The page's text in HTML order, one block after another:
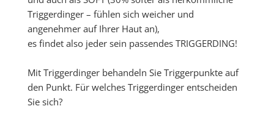
Triggerdinger – fühlen sich weicher und
angenehmer auf Ihrer Haut an),
es findet also jeder sein passendes TRIGGERDING!
Mit Triggerdinger behandeln Sie Triggerpunkte auf
den Punkt. Für welches Triggerdinger entscheiden
Sie sich?